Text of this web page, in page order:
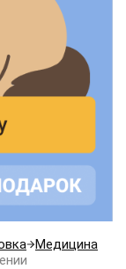
Медицина